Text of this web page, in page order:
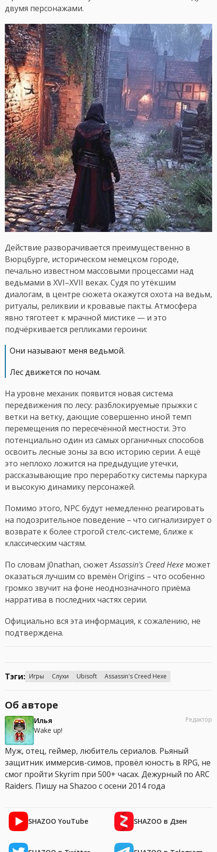
двумя персонажами.
Действие разворачивается преимущественно в
Вюрцбурге, историческом немецком городе,
печально известном массовыми процессами над
ведьмами в XVI–XVII веках. Судя по утёкшим
диалогам, в центре сюжета окажутся охота на ведьм,
ритуалы, реликвии и кровавые пакты. Атмосфера
явно тяготеет к мрачной мистике — и это
подчёркивается репликами героини:
Они называют меня ведьмой.
Лес движется по ночам.
На уровне механик появится новая система
передвижения по лесу: разблокируемые прыжки с
ветки на ветку, дающие совершенно иной темп
перемещения по пересечённой местности. Это
потенциально один из самых органичных способов
освоить лесные зоны за всю историю серии. А ещё
это неплохо ложится на предыдущие утечки,
рассказывающие про переработку системы паркура
и высокую динамику персонажей.
Помимо этого, NPC будут немедленно реагировать
на подозрительное поведение – что сигнализирует о
возврате к более строгой стелс-системе, ближе к
классическим частям.
По словам j0nathan, сюжетAssassin's Creed Hexe может
оказаться лучшим со времён Origins – что особенно
громко звучит на фоне неоднозначного приёма
нарратива в последних частях серии.
Официально вся эта информация, к сожалению, не
подтверждена.
Тэги: Игры Слухи Ubisoft Assassin's Creed Hexe
Об авторе
Илья
Wake up!
Редактор
Муж, отец, геймер, любитель сериалов. Рьяный
защитник иммерсив-симов, провёл юность в RPG, не
смог пройти Skyrim при 500+ часах. Дежурный по ARC
Raiders. Пишу на Shazoo с осени 2014 года
SHAZOO YouTube SHAZOO в Дзен